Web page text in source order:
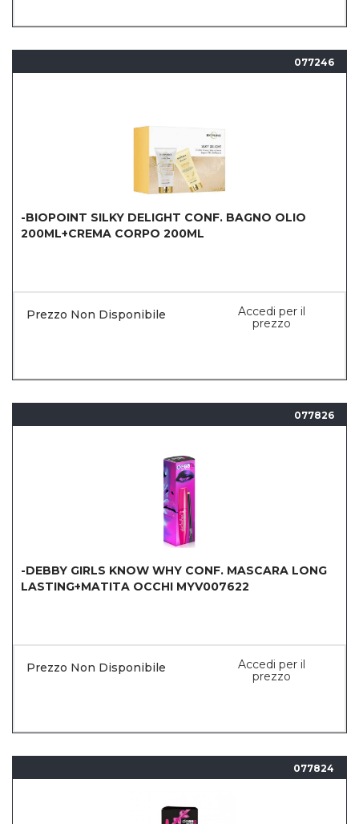
077246
-BIOPOINT SILKY DELIGHT CONF. BAGNO OLIO
200ML+CREMA CORPO 200ML
Prezzo Non Disponibile
Accedi per il
prezzo
077826
-DEBBY GIRLS KNOW WHY CONF. MASCARA LONG
LASTING+MATITA OCCHI MYV007622
Prezzo Non Disponibile
Accedi per il
prezzo
077824